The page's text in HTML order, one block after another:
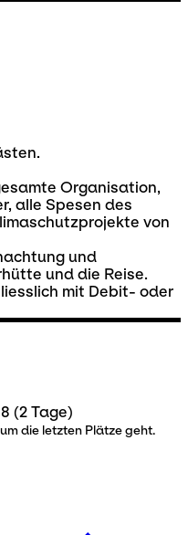
Organisation,
alle Spesen des
von
und
und die Reise.
mit Debit- oder
(2 Tage)
die letzten Plätze geht.